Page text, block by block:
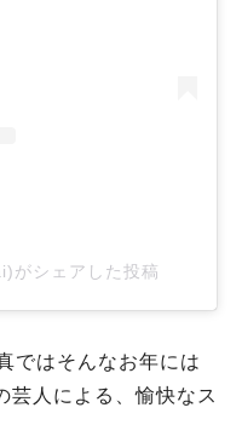
がシェアした投稿
ではそんなお年には
芸人による、愉快なス